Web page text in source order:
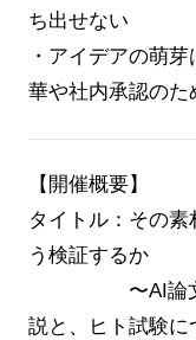
ち出せない
・アイデアの萌
華や社内承認の
【開催概要】
タイトル：その素
う検証するか
〜AI論文探索
説と、ヒト試験に